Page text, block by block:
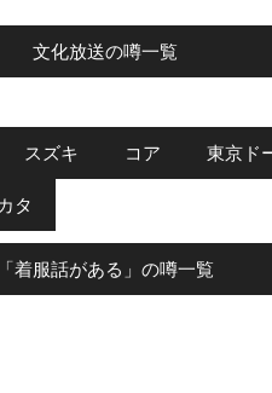
文化放送の噂一覧
スズキ コア 東京ド
タ
「着服話がある」の噂一覧